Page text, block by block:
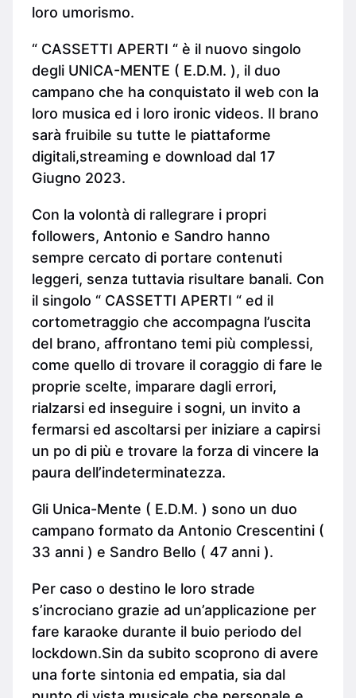
loro umorismo.
“ CASSETTI APERTI “ è il nuovo singolo
degli UNICA-MENTE ( E.D.M. ), il duo
campano che ha conquistato il web con la
loro musica ed i loro ironic videos. Il brano
sarà fruibile su tutte le piattaforme
digitali,streaming e download dal 17
Giugno 2023.
Con la volontà di rallegrare i propri
followers, Antonio e Sandro hanno
sempre cercato di portare contenuti
leggeri, senza tuttavia risultare banali. Con
il singolo “ CASSETTI APERTI “ ed il
cortometraggio che accompagna l’uscita
del brano, affrontano temi più complessi,
come quello di trovare il coraggio di fare le
proprie scelte, imparare dagli errori,
rialzarsi ed inseguire i sogni, un invito a
fermarsi ed ascoltarsi per iniziare a capirsi
un po di più e trovare la forza di vincere la
paura dell’indeterminatezza.
Gli Unica-Mente ( E.D.M. ) sono un duo
campano formato da Antonio Crescentini (
33 anni ) e Sandro Bello ( 47 anni ).
Per caso o destino le loro strade
s’incrociano grazie ad un’applicazione per
fare karaoke durante il buio periodo del
lockdown.Sin da subito scoprono di avere
una forte sintonia ed empatia, sia dal